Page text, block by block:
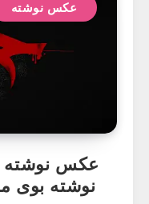
عکس نوشته
عکس
نوشته بوی